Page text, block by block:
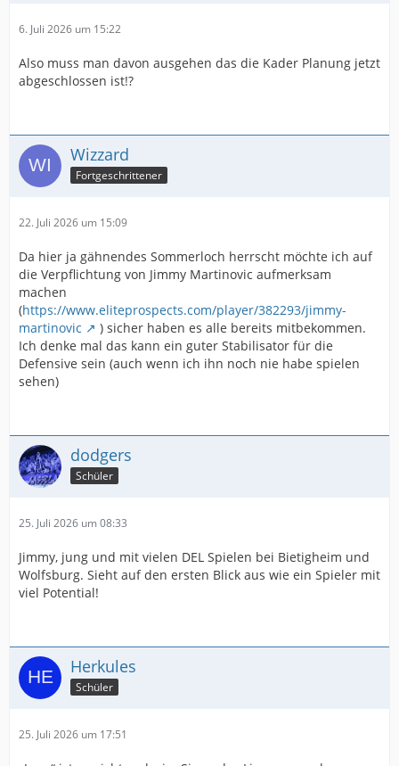
6. Juli 2026 um 15:22
Also muss man davon ausgehen das die Kader Planung jetzt
abgeschlossen ist!?
Wizzard
Fortgeschrittener
22. Juli 2026 um 15:09
Da hier ja gähnendes Sommerloch herrscht möchte ich auf
die Verpflichtung von Jimmy Martinovic aufmerksam
machen
(https://www.eliteprospects.com/player/382293/jimmy-
martinovic
) sicher haben es alle bereits mitbekommen.
Ich denke mal das kann ein guter Stabilisator für die
Defensive sein (auch wenn ich ihn noch nie habe spielen
sehen)
dodgers
Schüler
25. Juli 2026 um 08:33
Jimmy, jung und mit vielen DEL Spielen bei Bietigheim und
Wolfsburg. Sieht auf den ersten Blick aus wie ein Spieler mit
viel Potential!
Herkules
Schüler
25. Juli 2026 um 17:51